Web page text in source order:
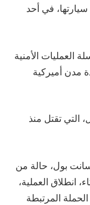
في أحد
العمليات الأمنية
مدن أميركية
التي تقتل منذ
بول، حالة من
انطلاق العملية،
المرتبطة